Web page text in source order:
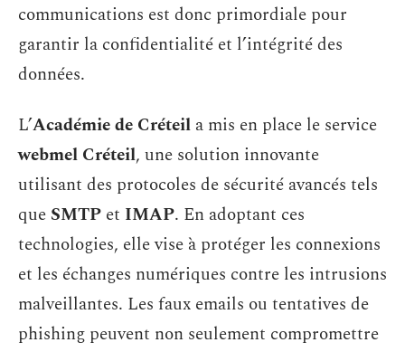
communications est donc primordiale pour
garantir la confidentialité et l’intégrité des
données.
L’Académie de Créteil a mis en place le service
webmel Créteil, une solution innovante
utilisant des protocoles de sécurité avancés tels
que SMTP et IMAP. En adoptant ces
technologies, elle vise à protéger les connexions
et les échanges numériques contre les intrusions
malveillantes. Les faux emails ou tentatives de
phishing peuvent non seulement compromettre